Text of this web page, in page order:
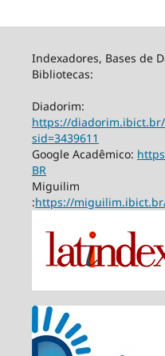
Indexadores, Bases de
Bibliotecas:
Diadorim:
https://
sid=3439611
Google Acadêmico:
BR
Miguilim
:https://